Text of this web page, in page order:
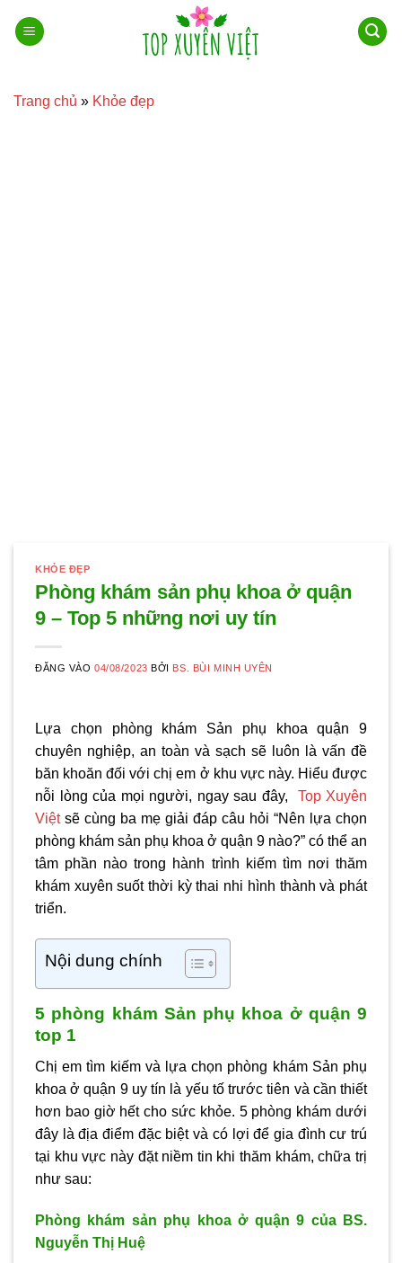
qua
Trang chủ » Khỏe đẹp
KHỎE ĐẸP
Phòng khám sản phụ khoa ở quận
9 – Top 5 những nơi uy tín
ĐĂNG VÀO04/08/2023 BỞI BS. BÙI MINH UYÊN
Lựa chọn phòng khám Sản phụ khoa quận 9
chuyên nghiệp, an toàn và sạch sẽ luôn là vấn đề
băn khoăn đối với chị em ở khu vực này. Hiểu được
nỗi lòng của mọi người, ngay sau đây, Top Xuyên
Việtsẽ cùng ba mẹ giải đáp câu hỏi “Nên lựa chọn
phòng khám sản phụ khoa ở quận 9 nào?” có thể an
tâm phần nào trong hành trình kiếm tìm nơi thăm
khám xuyên suốt thời kỳ thai nhi hình thành và phát
triển.
Nội dung chính
5 phòng khám Sản phụ khoa ở quận 9
top 1
Chị em tìm kiếm và lựa chọn phòng khám Sản phụ
khoa ở quận 9uy tín là yếu tố trước tiên và cần thiết
hơn bao giờ hết cho sức khỏe. 5 phòng khám dưới
đây là địa điểm đặc biệt và có lợi để gia đình cư trú
tại khu vực này đặt niềm tin khi thăm khám, chữa trị
như sau:
Phòng khám sản phụ khoa ở quận 9 của BS.
Nguyễn Thị Huệ